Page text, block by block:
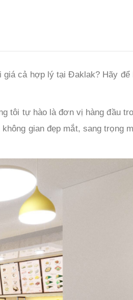
cả hợp lý tại Đaklak? Hãy để
tôi tự hào là đơn vị hàng đầu
gian đẹp mắt, sang trọng